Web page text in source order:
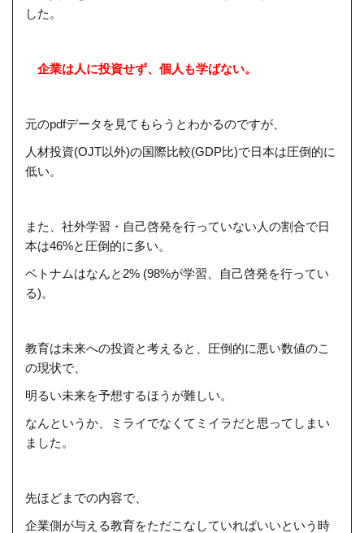
した。
企業は人に投資せず、個人も学ばない。
元のpdfデータを見てもらうとわかるのですが、
人材投資(OJT以外)の国際比較(GDP比)で日本は圧倒的に
低い。
また、社外学習・自己啓発を行っていない人の割合で日
本は46%と圧倒的に多い。
ベトナムはなんと2% (98%が学習、自己啓発を行ってい
る)。
教育は未来への投資と考えると、圧倒的に悪い数値のこ
の現状で、
明るい未来を予想するほうが難しい。
なんというか、ミライでなくてミイラだと思ってしまい
ました。
先ほどまでの内容で、
企業側が与える教育をただこなしていればいいという時